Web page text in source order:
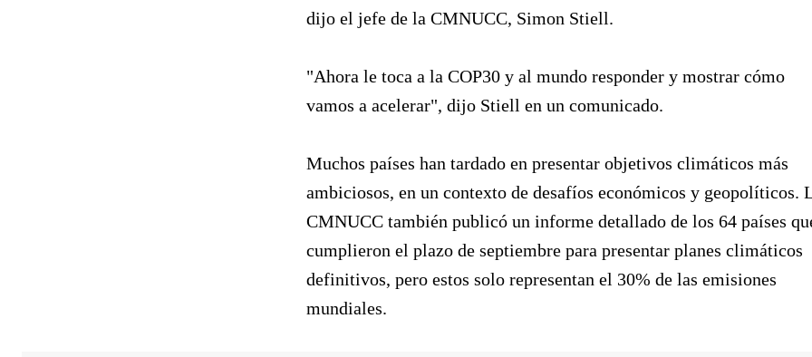
dijo el jefe de la CMNUCC, Simon Stiell.
"Ahora le toca a la COP30 y al mundo responder y mostrar cómo
vamos a acelerar", dijo Stiell en un comunicado.
Muchos países han tardado en presentar objetivos climáticos más
ambiciosos, en un contexto de desafíos económicos y geopolíticos.
CMNUCC también publicó un informe detallado de los 64 países
cumplieron el plazo de septiembre para presentar planes climáticos
definitivos, pero estos solo representan el 30% de las emisiones
mundiales.